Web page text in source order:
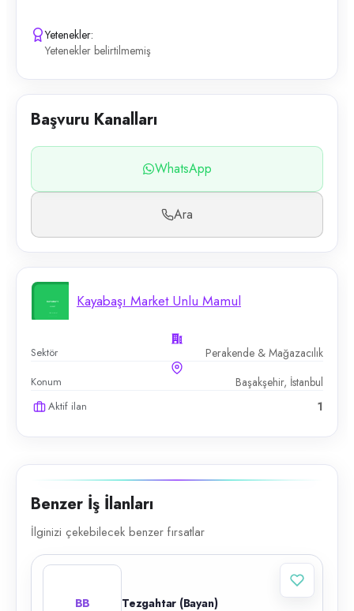
Yetenekler:
Yetenekler belirtilmemiş
Başvuru Kanalları
WhatsApp
Ara
Kayabaşı Market Unlu Mamul
Sektör Perakende & Mağazacılık
Konum Başakşehir, İstanbul
Aktif ilan 1
Benzer İş İlanları
İlginizi çekebilecek benzer fırsatlar
BB Tezgahtar (Bayan)